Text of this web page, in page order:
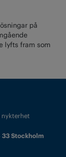
på
lyfts fram som
nykterhet
33 Stockholm